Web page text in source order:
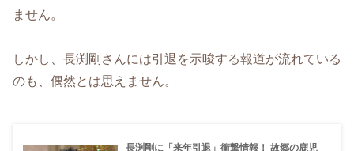
ません。
しかし、長渕剛さんには引退を示唆する報道が流れている
のも、偶然とは思えません。
長渕剛に「来年引退」衝撃情報！ 故郷の鹿児